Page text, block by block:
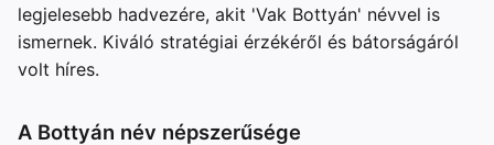
legjelesebb hadvezére, akit 'Vak Bottyán' névvel is
ismernek. Kiváló stratégiai érzékéről és bátorságáról
volt híres.
A Bottyán név népszerűsége